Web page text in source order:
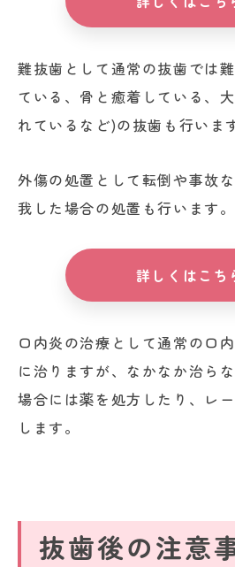
難抜歯として通常の抜歯では
ている、骨と癒着している、
れているなど)の抜歯も行いま
外傷の処置として転倒や事故
我した場合の処置も行います。
詳しくはこち
口内炎の治療として通常の口
に治りますが、なかなか治ら
場合には薬を処方したり、レ
します。
抜歯後の注意